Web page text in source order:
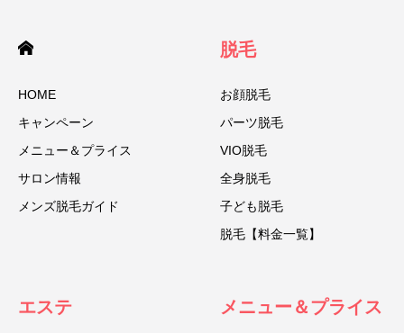
HOME
キャンペーン
メニュー＆プライス
サロン情報
メンズ脱毛ガイド
脱毛
お顔脱毛
パーツ脱毛
VIO脱毛
全身脱毛
子ども脱毛
脱毛【料金一覧】
エステ メニュー＆プライス